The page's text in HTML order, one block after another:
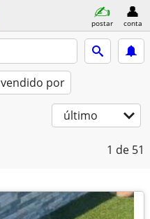
postar conta
vendido por
último
1 de 51